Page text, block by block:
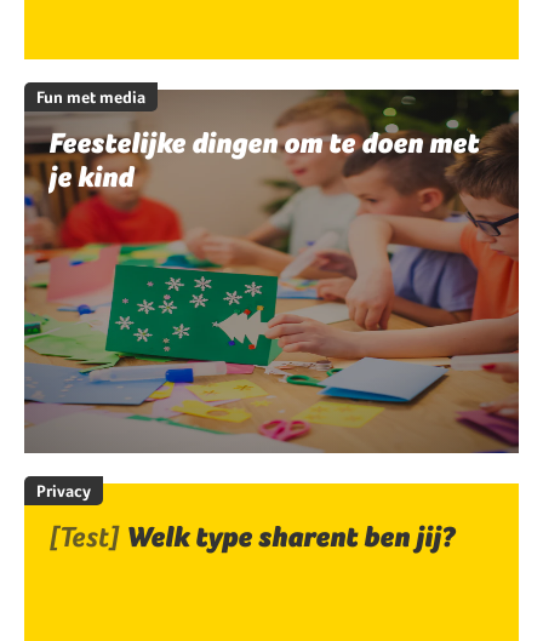
Fun met media
Feestelijke dingen om te doen met
je kind
Privacy
[Test] Welk type sharent ben jij?